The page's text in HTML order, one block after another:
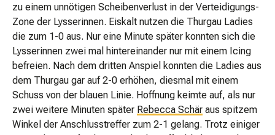
zu einem unnötigen Scheibenverlust in der Verteidigungs-
Zone der Lysserinnen. Eiskalt nutzen die Thurgau Ladies
die zum 1-0 aus. Nur eine Minute später konnten sich die
Lysserinnen zwei mal hintereinander nur mit einem Icing
befreien. Nach dem dritten Anspiel konnten die Ladies aus
dem Thurgau gar auf 2-0 erhöhen, diesmal mit einem
Schuss von der blauen Linie. Hoffnung keimte auf, als nur
zwei weitere Minuten später Rebecca Schär aus spitzem
Winkel der Anschlusstreffer zum 2-1 gelang. Trotz einiger